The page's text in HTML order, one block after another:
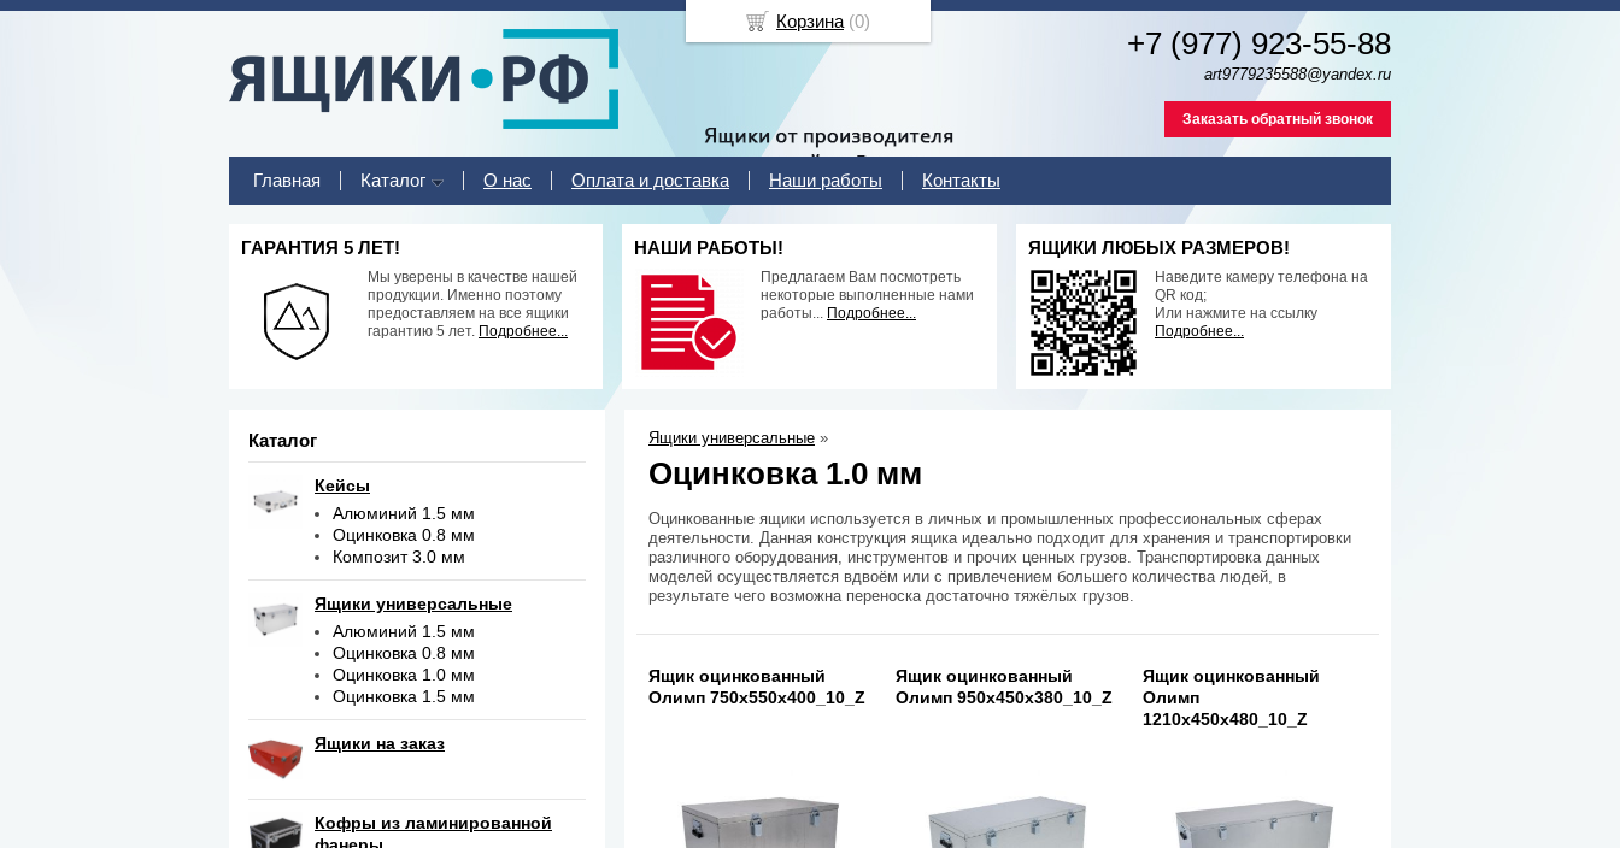
+7 (977) 923-55-88
art9779235588@yandex.ru
Заказать обратный звонок
Главная Каталог О нас Оплата и доставка Наши работы Контакты
ГАРАНТИЯ 5 ЛЕТ!
Мы уверены в качестве нашей
продукции. Именно поэтому
предоставляем на все ящики
гарантию 5 лет. Подробнее...
НАШИ РАБОТЫ!
Предлагаем Вам посмотреть
некоторые выполненные нами
работы... Подробнее...
ЯЩИКИ ЛЮБЫХ РАЗМЕРОВ!
Наведите камеру телефона на
QR код;
Или нажмите на ссылку
Подробнее...
Каталог
Кейсы
Алюминий 1.5 мм
Оцинковка 0.8 мм
Композит 3.0 мм
Ящики универсальные
Алюминий 1.5 мм
Оцинковка 0.8 мм
Оцинковка 1.0 мм
Оцинковка 1.5 мм
Ящики на заказ
Кофры из ламинированной
фанеры
Ящики универсальные »
Оцинковка 1.0 мм
Оцинкованные ящики используется в личных и промышленных профессиональных сферах
деятельности. Данная конструкция ящика идеально подходит для хранения и транспортировки
различного оборудования, инструментов и прочих ценных грузов. Транспортировка данных
моделей осуществляется вдвоём или с привлечением большего количества людей, в
результате чего возможна переноска достаточно тяжёлых грузов.
Ящик оцинкованный
Олимп 750х550х400_10_Z
Ящик оцинкованный
Олимп 950х450х380_10_Z
Ящик оцинкованный
Олимп
1210х450х480_10_Z
Корзина (0)